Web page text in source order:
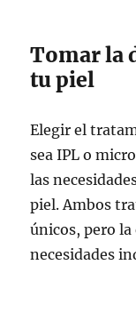
Tomar la
tu piel
Elegir el
sea IPL o
las
piel. Ambos
únicos, pero
necesidades